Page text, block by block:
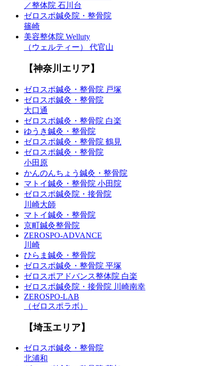
／整体院 石川台
ゼロスポ鍼灸院・整骨院
篠崎
美容整体院 Welluty
（ウェルティー） 代官山
【神奈川エリア】
ゼロスポ鍼灸・整骨院 戸塚
ゼロスポ鍼灸・整骨院
大口通
ゼロスポ鍼灸・整骨院 白楽
ゆうき鍼灸・整骨院
ゼロスポ鍼灸・整骨院 鶴見
ゼロスポ鍼灸・整骨院
小田原
かんのんちょう鍼灸・整骨院
マトイ鍼灸・整骨院 小田院
ゼロスポ鍼灸院・接骨院
川崎大師
マトイ鍼灸・整骨院
京町鍼灸整骨院
ZEROSPO-ADVANCE
川崎
ひらま鍼灸・整骨院
ゼロスポ鍼灸・整骨院 平塚
ゼロスポアドバンス整体院 白楽
ゼロスポ鍼灸院・接骨院 川崎南幸
ZEROSPO-LAB
（ゼロスポラボ）
【埼玉エリア】
ゼロスポ鍼灸・整骨院
北浦和